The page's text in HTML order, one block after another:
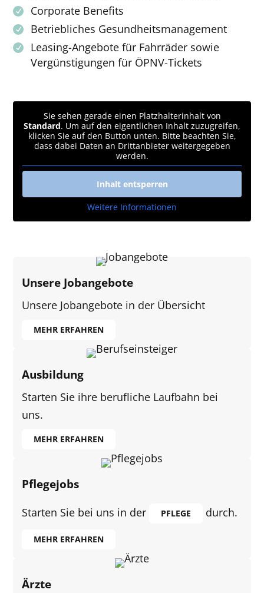
Corporate Benefits
Betriebliches Gesundheitsmanagement
Leasing-Angebote für Fahrräder sowie
Vergünstigungen für ÖPNV-Tickets
Sie sehen gerade einen Platzhalterinhalt von
Standard. Um auf den eigentlichen Inhalt zuzugreifen,
klicken Sie auf den Button unten. Bitte beachten Sie,
dass dabei Daten an Drittanbieter weitergegeben
werden.
Inhalt entsperren
Weitere Informationen
Unsere Jobangebote
Unsere Jobangebote in der Übersicht
MEHR ERFAHREN
Ausbildung
Starten Sie ihre berufliche Laufbahn bei
uns.
MEHR ERFAHREN
Pflegejobs
Starten Sie bei uns in der PFLEGE durch.
MEHR ERFAHREN
Ärzte